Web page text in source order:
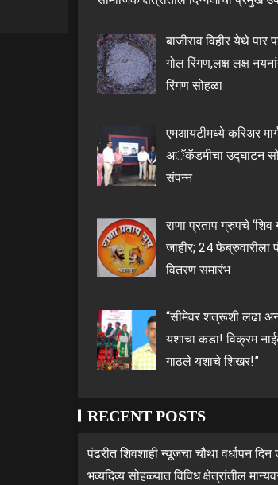
बाजीराव विहीर येथे
गोल रिंगण,लक्ष लक्ष
रिंगण सोहळा
एमआयटीमध्ये करिअर
अॅकॅडमीचा उद्घाटन
संपन्न
राणा प्रताप ग्रुपचे ‘शिव
जाहीर; 24 फेब्रुवारीला
वितरण समारंभ
“सीमेवर शत्रूशी लढा अन्
यशाचा कडा! विक्रम
गाठले यशाचे शिखर!”
RECENT POSTS
पंढरीत शिवशाही न्यूजचा चौथा वर्धापन दिन
भव्यदिव्य सोहळ्यात विविध क्षेत्रांतील